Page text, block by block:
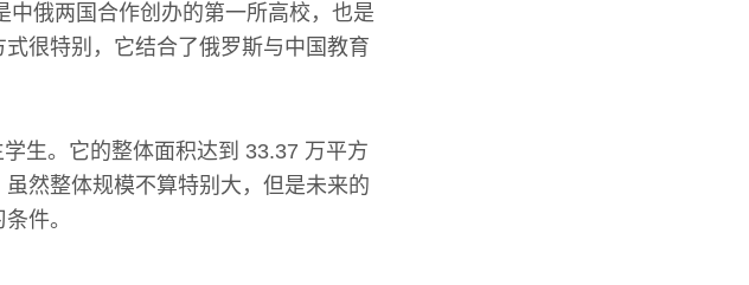
俄两国合作创办的第一所高校，也是
很特别，它结合了俄罗斯与中国教育
生。它的整体面积达到 33.37 万平方
然整体规模不算特别大，但是未来的
件。